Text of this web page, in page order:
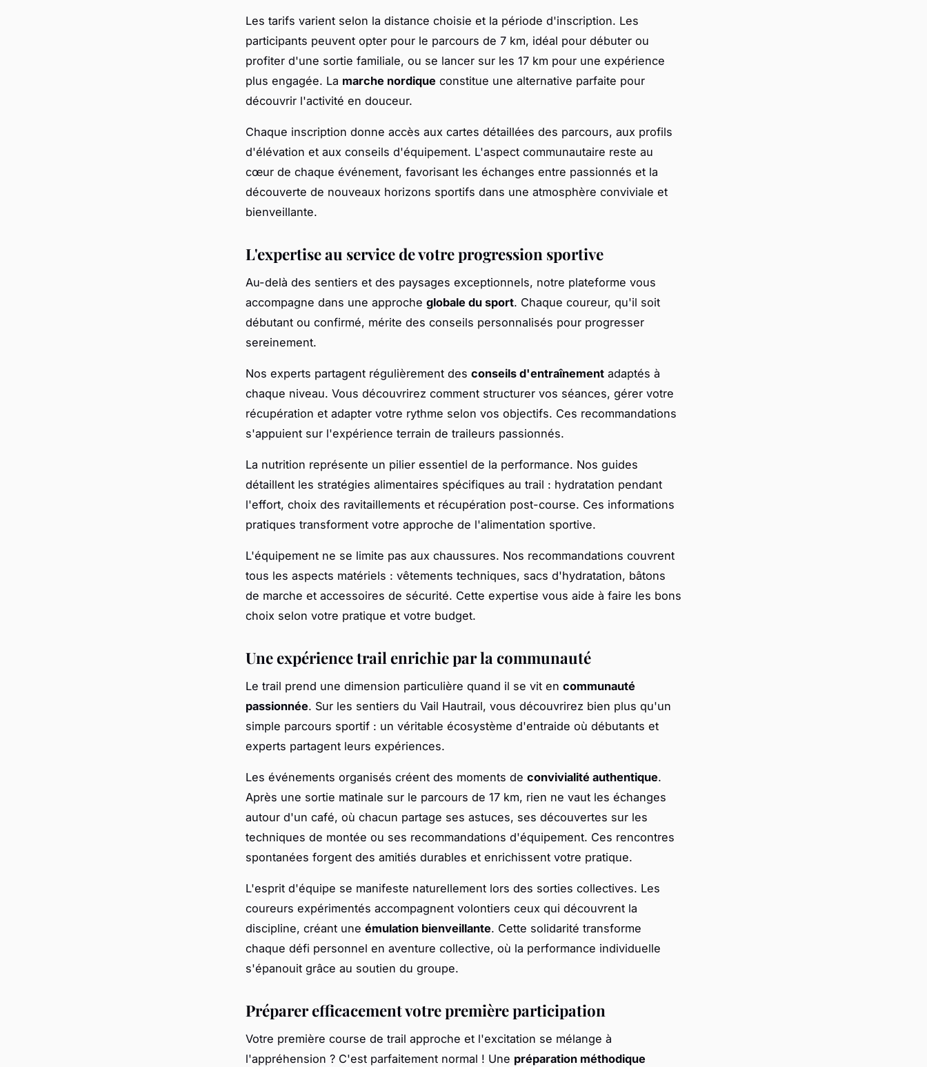
Les tarifs varient selon la distance choisie et la période d'inscription. Les
participants peuvent opter pour le parcours de 7 km, idéal pour débuter ou
profiter d'une sortie familiale, ou se lancer sur les 17 km pour une expérience
plus engagée. La marche nordique constitue une alternative parfaite pour
découvrir l'activité en douceur.
Chaque inscription donne accès aux cartes détaillées des parcours, aux profils
d'élévation et aux conseils d'équipement. L'aspect communautaire reste au
cœur de chaque événement, favorisant les échanges entre passionnés et la
découverte de nouveaux horizons sportifs dans une atmosphère conviviale et
bienveillante.
L'expertise au service de votre progression sportive
Au-delà des sentiers et des paysages exceptionnels, notre plateforme vous
accompagne dans une approche globale du sport. Chaque coureur, qu'il soit
débutant ou confirmé, mérite des conseils personnalisés pour progresser
sereinement.
Nos experts partagent régulièrement des conseils d'entraînement adaptés à
chaque niveau. Vous découvrirez comment structurer vos séances, gérer votre
récupération et adapter votre rythme selon vos objectifs. Ces recommandations
s'appuient sur l'expérience terrain de traileurs passionnés.
La nutrition représente un pilier essentiel de la performance. Nos guides
détaillent les stratégies alimentaires spécifiques au trail : hydratation pendant
l'effort, choix des ravitaillements et récupération post-course. Ces informations
pratiques transforment votre approche de l'alimentation sportive.
L'équipement ne se limite pas aux chaussures. Nos recommandations couvrent
tous les aspects matériels : vêtements techniques, sacs d'hydratation, bâtons
de marche et accessoires de sécurité. Cette expertise vous aide à faire les bons
choix selon votre pratique et votre budget.
Une expérience trail enrichie par la communauté
Le trail prend une dimension particulière quand il se vit en communauté
passionnée. Sur les sentiers du Vail Hautrail, vous découvrirez bien plus qu'un
simple parcours sportif : un véritable écosystème d'entraide où débutants et
experts partagent leurs expériences.
Les événements organisés créent des moments de convivialité authentique.
Après une sortie matinale sur le parcours de 17 km, rien ne vaut les échanges
autour d'un café, où chacun partage ses astuces, ses découvertes sur les
techniques de montée ou ses recommandations d'équipement. Ces rencontres
spontanées forgent des amitiés durables et enrichissent votre pratique.
L'esprit d'équipe se manifeste naturellement lors des sorties collectives. Les
coureurs expérimentés accompagnent volontiers ceux qui découvrent la
discipline, créant une émulation bienveillante. Cette solidarité transforme
chaque défi personnel en aventure collective, où la performance individuelle
s'épanouit grâce au soutien du groupe.
Préparer efficacement votre première participation
Votre première course de trail approche et l'excitation se mélange à
l'appréhension ? C'est parfaitement normal ! Une préparation méthodique